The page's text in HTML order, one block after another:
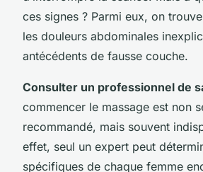
ces signes ? Parmi eux, on
les douleurs abdominales
antécédents de fausse couche.
Consulter un professionnel de
commencer le massage est non
recommandé, mais souvent
effet, seul un expert peut
spécifiques de chaque femme